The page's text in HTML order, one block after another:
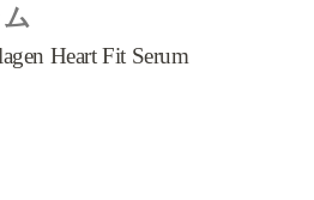
Heart Fit Serum